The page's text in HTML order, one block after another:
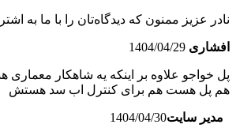
نادر عزیز ممنون که دیدگاه‌تان را با ما به
افشاری 1404/04/29
پل خواجو علاوه بر اینکه یه شاهکار
هم پل هست هم برای کنترل اب سد هستش
مدیر سایت1404/04/30